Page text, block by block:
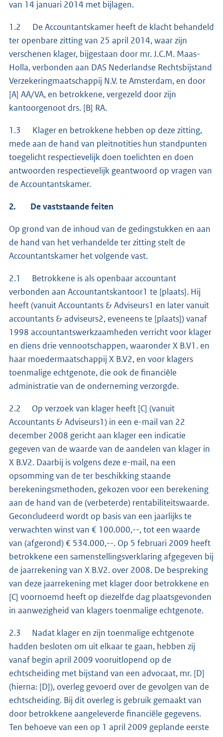
van 14 januari 2014 met bijlagen.
1.2 De Accountantskamer heeft de klacht behandeld
ter openbare zitting van 25 april 2014, waar zijn
verschenen klager, bijgestaan door mr. J.C.M. Maas-
Holla, verbonden aan DAS Nederlandse Rechtsbijstand
Verzekeringmaatschappij N.V. te Amsterdam, en door
[A] AA/VA, en betrokkene, vergezeld door zijn
kantoorgenoot drs. [B] RA.
1.3 Klager en betrokkene hebben op deze zitting,
mede aan de hand van pleitnotities hun standpunten
toegelicht respectievelijk doen toelichten en doen
antwoorden respectievelijk geantwoord op vragen van
de Accountantskamer.
2. De vaststaande feiten
Op grond van de inhoud van de gedingstukken en aan
de hand van het verhandelde ter zitting stelt de
Accountantskamer het volgende vast.
2.1 Betrokkene is als openbaar accountant
verbonden aan Accountantskantoor1 te [plaats]. Hij
heeft (vanuit Accountants & Adviseurs1 en later vanuit
accountants & adviseurs2, eveneens te [plaats]) vanaf
1998 accountantswerkzaamheden verricht voor klager
en diens drie vennootschappen, waaronder X B.V1. en
haar moedermaatschappij X B.V2, en voor klagers
toenmalige echtgenote, die ook de financiële
administratie van de onderneming verzorgde.
2.2 Op verzoek van klager heeft [C] (vanuit
Accountants & Adviseurs1) in een e-mail van 22
december 2008 gericht aan klager een indicatie
gegeven van de waarde van de aandelen van klager in
X B.V2. Daarbij is volgens deze e-mail, na een
opsomming van de ter beschikking staande
berekeningsmethoden, gekozen voor een berekening
aan de hand van de (verbeterde) rentabiliteitswaarde.
Geconcludeerd wordt op basis van een jaarlijks te
verwachten winst van € 100.000,--, tot een waarde
van (afgerond) € 534.000,--. Op 5 februari 2009 heeft
betrokkene een samenstellingsverklaring afgegeven bij
de jaarrekening van X B.V2. over 2008. De bespreking
van deze jaarrekening met klager door betrokkene en
[C] voornoemd heeft op diezelfde dag plaatsgevonden
in aanwezigheid van klagers toenmalige echtgenote.
2.3 Nadat klager en zijn toenmalige echtgenote
hadden besloten om uit elkaar te gaan, hebben zij
vanaf begin april 2009 vooruitlopend op de
echtscheiding met bijstand van een advocaat, mr. [D]
(hierna: [D]), overleg gevoerd over de gevolgen van de
echtscheiding. Bij dit overleg is gebruik gemaakt van
door betrokkene aangeleverde financiële gegevens.
Ten behoeve van een op 1 april 2009 geplande eerste